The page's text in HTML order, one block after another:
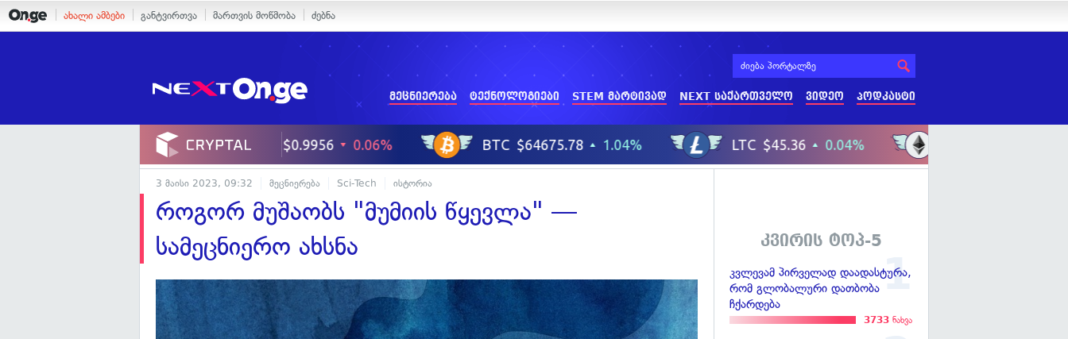
ახალი ამბები განტვირთვა მართვის მოწმობა ძებნა
მეცნიერება ტექნოლოგიები STEM მარტივად NEXT საქართველო ვიდეო პოდკასტი
3 მაისი 2023, 09:32 მეცნიერება Sci-Tech ისტორია
როგორ მუშაობს "მუმიის წყევლა" —
სამეცნიერო ახსნა
კვირის ტოპ-5
კვლევამ პირველად დაადასტურა,
რომ გლობალური დათბობა
ჩქარდება
3733 ნახვა